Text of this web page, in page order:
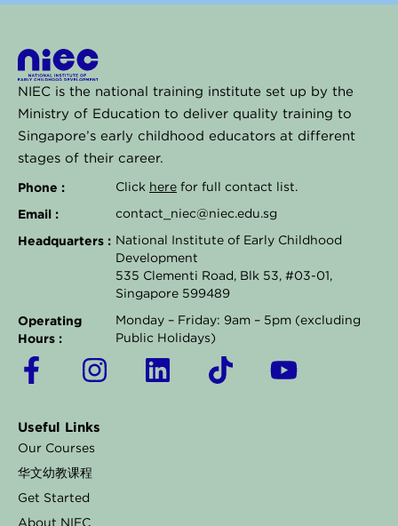
NIEC is the national training institute set up by the
Ministry of Education to deliver quality training to
Singapore’s early childhood educators at different
stages of their career.
Phone : Click here for full contact list.
Email : contact_niec@niec.edu.sg
Headquarters : National Institute of Early Childhood
Development
535 Clementi Road, Blk 53, #03-01,
Singapore 599489
Operating
Hours :
Monday – Friday: 9am – 5pm (excluding
Public Holidays)
F
a
e
b
o
I
n
t
L
i
T
i
Y
o
Useful Links
Our Courses
华文幼教课程
Get Started
About NIEC